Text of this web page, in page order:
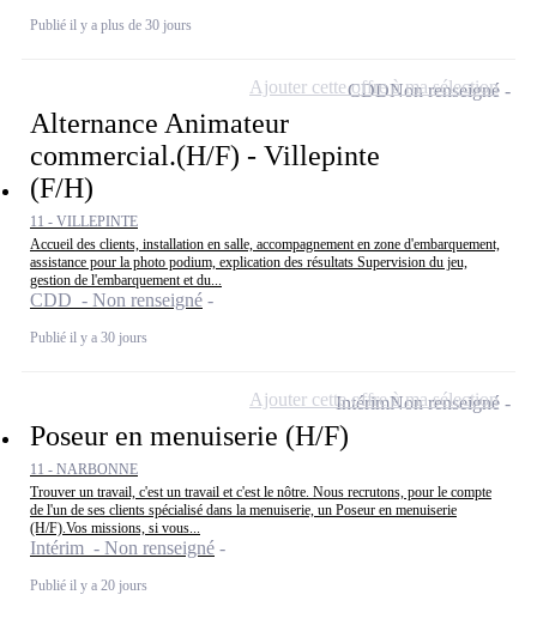
Publié il y a plus de 30 jours
Alternance Animateur
commercial.(H/F) - Villepinte
(F/H)
11 - VILLEPINTE
Accueil des clients, installation en salle, accompagnement en zone d'embarquement,
assistance pour la photo podium, explication des résultats Supervision du jeu,
gestion de l'embarquement et du...
CDD - Non renseigné
Publié il y a 30 jours
CDDNon renseigné
Ajouter cette offre à ma sélection
Poseur en menuiserie (H/F)
11 - NARBONNE
Trouver un travail, c'est un travail et c'est le nôtre. Nous recrutons, pour le compte
de l'un de ses clients spécialisé dans la menuiserie, un Poseur en menuiserie
(H/F).Vos missions, si vous...
Intérim - Non renseigné
Publié il y a 20 jours
IntérimNon renseigné
Ajouter cette offre à ma sélection